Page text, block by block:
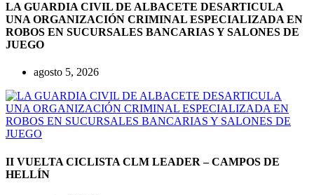
LA GUARDIA CIVIL DE ALBACETE DESARTICULA
UNA ORGANIZACIÓN CRIMINAL ESPECIALIZADA EN
ROBOS EN SUCURSALES BANCARIAS Y SALONES DE
JUEGO
agosto 5, 2026
II VUELTA CICLISTA CLM LEADER – CAMPOS DE
HELLÍN